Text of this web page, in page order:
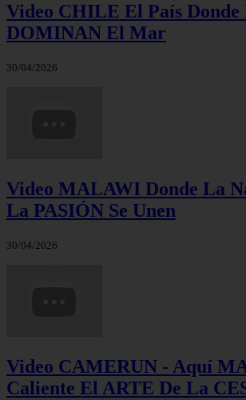
Video CHILE El País Donde
DOMINAN El Mar
30/04/2026
Video MALAWI Donde La
La PASIÓN Se Unen
30/04/2026
Video CAMERUN - Aquí
Caliente El ARTE De La